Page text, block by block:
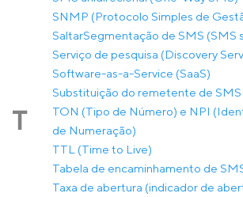
SNMP (Protocolo Simples de
SaltarSegmentação de SMS (SMS
Serviço de pesquisa (Discovery
Software-as-a-Service (SaaS)
Substituição do remetente de
T
TON (Tipo de Número) e NPI
de Numeração)
TTL (Time to Live)
Tabela de encaminhamento de
Taxa de abertura (indicador de